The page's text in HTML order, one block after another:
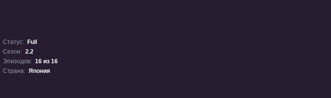
Статус:
Full
Сезон: 2.2
Эпизодов: 16 из 16
Страна: Япония